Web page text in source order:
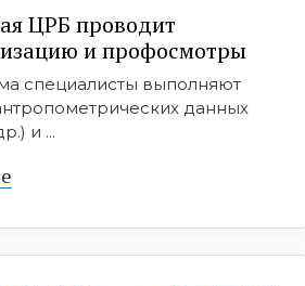
ЦРБ проводит
и профосмотры
специалисты выполняют
данных
и ...